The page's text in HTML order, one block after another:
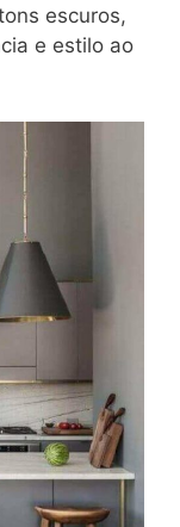
escuros,
e estilo ao